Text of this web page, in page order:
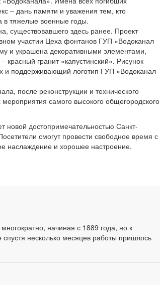
– дань памяти и уважения тем, кто
в тяжелые военные годы.
существовавшего здесь ранее. Проект
участии Цеха фонтанов ГУП «Водоканал
и украшена декоративными элементами,
гранит «капустинский». Рисунок
поддерживающий логотип ГУП «Водоканал
после реконструкции и технического
самого высокого общегородского
новой достопримечательностью Санкт-
смогут провести свободное время с
наслаждение и хорошее настроение.
начиная с 1889 года, но к
спустя несколько месяцев работы пришлось